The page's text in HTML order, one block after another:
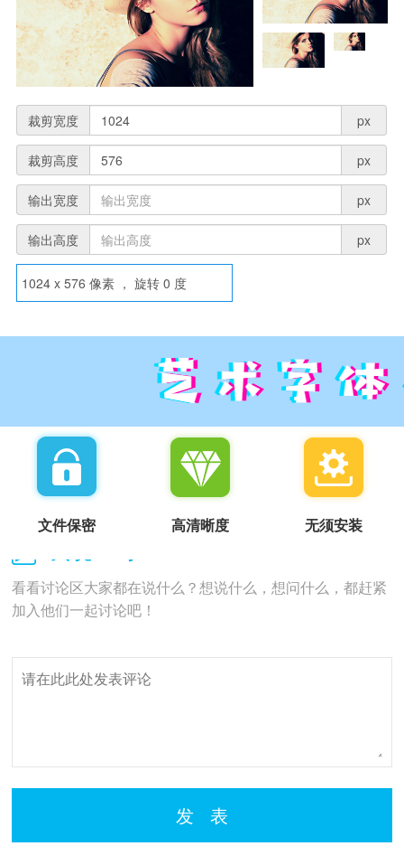
裁剪宽度 px
裁剪高度 px
输出宽度 px
输出高度 px
1024 x576 像素 ， 旋转0 度
文件保密 高清晰度 无须安装
看看讨论区大家都在说什么？想说什么，想问什么，都赶紧
加入他们一起讨论吧！
发 表